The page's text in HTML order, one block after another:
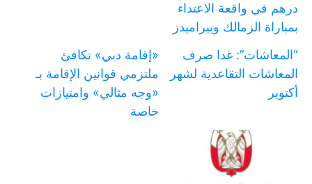
درهم في واقعة الاعتداء
بمباراة الزمالك وبيراميدز
“المعاشات”: غدا صرف
المعاشات التقاعدية لشهر
أكتوبر
«إقامة دبي» تكافئ
ملتزمي قوانين الإقامة بـ
«وجه مثالي» وامتيازات
خاصة